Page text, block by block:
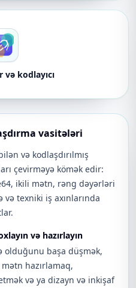
və kodlayıcı
vasitələri
və kodlaşdırılmış
çevirməyə kömək edir:
ikili mətn, rəng dəyərləri
texniki iş axınlarında
və hazırlayın
olduğunu başa düşmək,
hazırlamaq,
və ya dizayn və inkişaf